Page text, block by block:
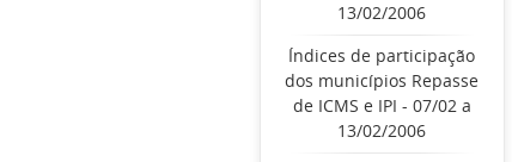
13/02/2006
Índices de participação
dos municípios Repasse
de ICMS e IPI - 07/02 a
13/02/2006